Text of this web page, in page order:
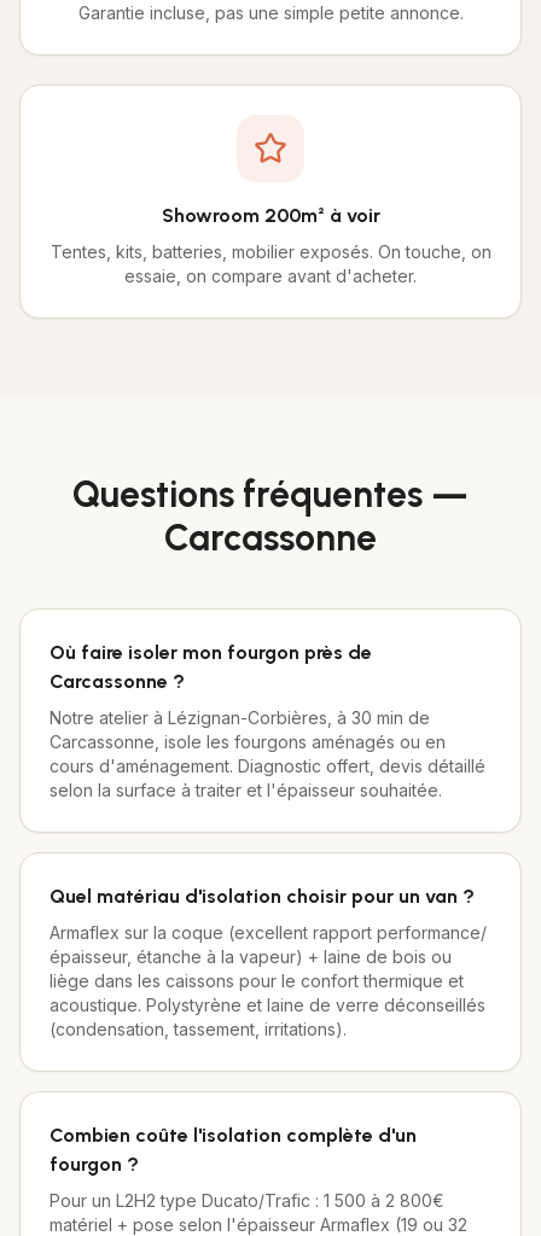
Garantie incluse, pas une simple petite annonce.
Showroom 200m² à voir
Tentes, kits, batteries, mobilier exposés. On touche, on
essaie, on compare avant d'acheter.
Questions fréquentes —
Carcassonne
Où faire isoler mon fourgon près de
Carcassonne ?
Notre atelier à Lézignan-Corbières, à 30 min de
Carcassonne, isole les fourgons aménagés ou en
cours d'aménagement. Diagnostic offert, devis détaillé
selon la surface à traiter et l'épaisseur souhaitée.
Quel matériau d'isolation choisir pour un van ?
Armaflex sur la coque (excellent rapport performance/
épaisseur, étanche à la vapeur) + laine de bois ou
liège dans les caissons pour le confort thermique et
acoustique. Polystyrène et laine de verre déconseillés
(condensation, tassement, irritations).
Combien coûte l'isolation complète d'un
fourgon ?
Pour un L2H2 type Ducato/Trafic : 1 500 à 2 800€
matériel + pose selon l'épaisseur Armaflex (19 ou 32